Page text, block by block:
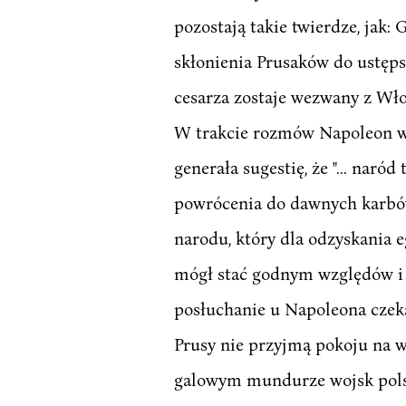
pozostają takie twierdze, jak:
skłonienia Prusaków do
cesarza zostaje wezwany z
W trakcie rozmów Napoleon
generała sugestię, że "...
powrócenia do dawnych
narodu, który dla odzyskania
mógł stać godnym względów
posłuchanie u Napoleona
Prusy nie przyjmą pokoju na
galowym mundurze wojsk